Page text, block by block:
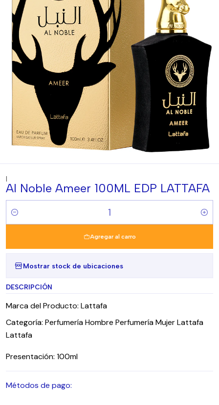
|
Al Noble Ameer 100ML EDP LATTAFA
Cantidad
Agregar al carro
Mostrar stock de ubicaciones
DESCRIPCIÓN
Marca del Producto: Lattafa
Categoría: Perfumería Hombre Perfumería Mujer Lattafa
Lattafa
Presentación: 100ml
Métodos de pago: